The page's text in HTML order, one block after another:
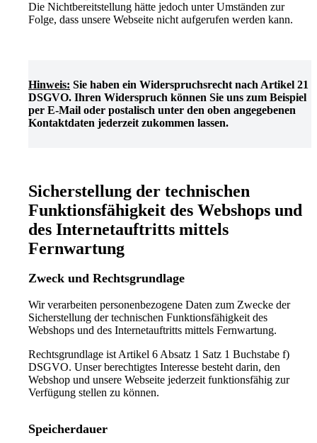
Die Nichtbereitstellung hätte jedoch unter Umständen zur
Folge, dass unsere Webseite nicht aufgerufen werden kann.
Hinweis: Sie haben ein Widerspruchsrecht nach Artikel 21
DSGVO. Ihren Widerspruch können Sie uns zum Beispiel
per E-Mail oder postalisch unter den oben angegebenen
Kontaktdaten jederzeit zukommen lassen.
Sicherstellung der technischen
Funktionsfähigkeit des Webshops und
des Internetauftritts mittels
Fernwartung
Zweck und Rechtsgrundlage
Wir verarbeiten personenbezogene Daten zum Zwecke der
Sicherstellung der technischen Funktionsfähigkeit des
Webshops und des Internetauftritts mittels Fernwartung.
Rechtsgrundlage ist Artikel 6 Absatz 1 Satz 1 Buchstabe f)
DSGVO. Unser berechtigtes Interesse besteht darin, den
Webshop und unsere Webseite jederzeit funktionsfähig zur
Verfügung stellen zu können.
Speicherdauer